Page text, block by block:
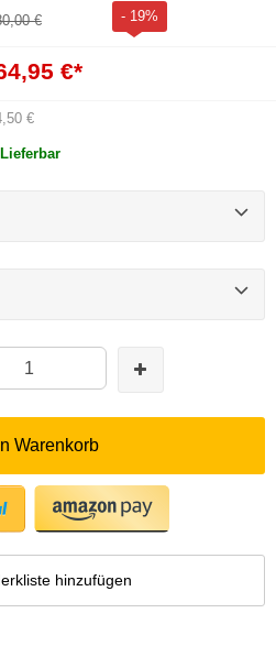
€ - 19%
€*
€
Lieferbar
Warenkorb
hinzufügen